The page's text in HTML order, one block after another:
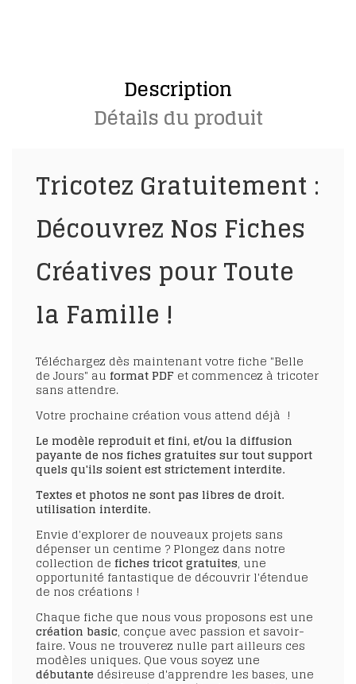
Description
Détails du produit
Tricotez Gratuitement :
Découvrez Nos Fiches
Créatives pour Toute
la Famille !
Téléchargez dès maintenant votre fiche "Belle
de Jours" au format PDF et commencez à tricoter
sans attendre.
Votre prochaine création vous attend déjà !
Le modèle reproduit et fini, et/ou la diffusion
payante de nos fiches gratuites sur tout support
quels qu'ils soient est strictement interdite.
Textes et photos ne sont pas libres de droit.
utilisation interdite.
Envie d'explorer de nouveaux projets sans
dépenser un centime ? Plongez dans notre
collection de fiches tricot gratuites, une
opportunité fantastique de découvrir l'étendue
de nos créations !
Chaque fiche que nous vous proposons est une
création basic, conçue avec passion et savoir-
faire. Vous ne trouverez nulle part ailleurs ces
modèles uniques. Que vous soyez une
débutante désireuse d'apprendre les bases, une